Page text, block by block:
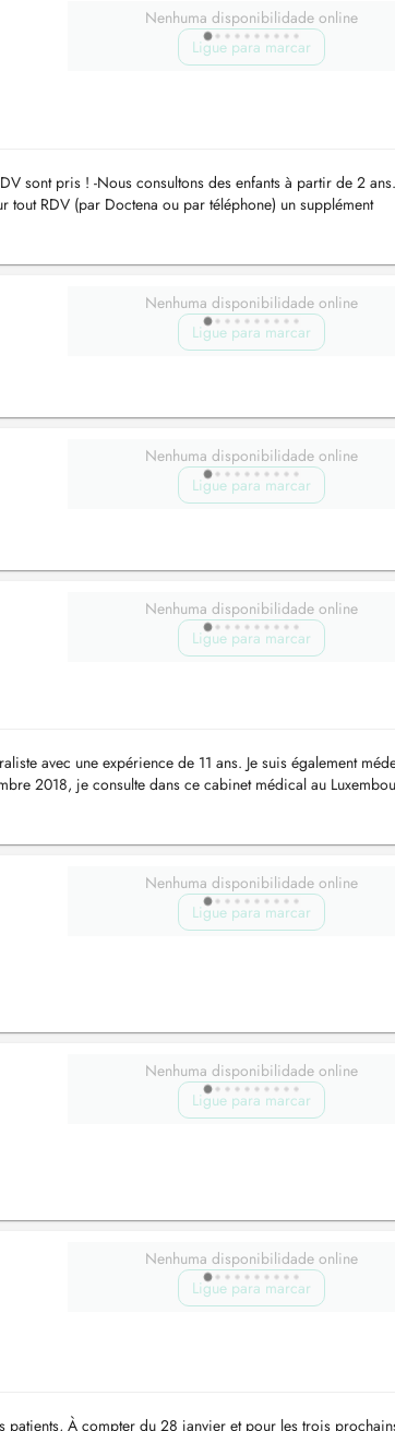
Nenhuma disponibilidade online
Ligue para marcar
sont pris ! -Nous consultons des enfants à partir de 2
RDV (par Doctena ou par téléphone) un supplément
Nenhuma disponibilidade online
Ligue para marcar
Nenhuma disponibilidade online
Ligue para marcar
Nenhuma disponibilidade online
Ligue para marcar
avec une expérience de 11 ans. Je suis également
2018, je consulte dans ce cabinet médical au
Nenhuma disponibilidade online
Ligue para marcar
Nenhuma disponibilidade online
Ligue para marcar
Nenhuma disponibilidade online
Ligue para marcar
À compter du 28 janvier et pour les trois